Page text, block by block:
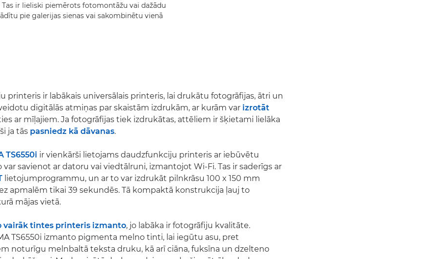
Tas ir lieliski piemērots fotomontāžu vai dažādu
pie galerijas sienas vai sakombinētu vienā
printeris ir labākais universālais printeris, lai drukātu fotogrāfijas, ātri un
digitālās atmiņas par skaistām izdrukām, ar kurām var izrotāt
ar mīļajiem. Ja fotogrāfijas tiek izdrukātas, attēliem ir šķietami lielāka
ja tās pasniedz kā dāvanas.
TS6550i ir vienkārši lietojams daudzfunkciju printeris ar iebūvētu
var savienot ar datoru vai viedtālruni, izmantojot Wi-Fi. Tas ir saderīgs ar
lietojumprogrammu, un ar to var izdrukāt pilnkrāsu 100 x 150 mm
apmalēm tikai 39 sekundēs. Tā kompaktā konstrukcija ļauj to
mājas vietā.
vairāk tintes printeris izmanto, jo labāka ir fotogrāfiju kvalitāte.
TS6550i izmanto pigmenta melno tinti, lai iegūtu asu, pret
noturīgu melnbaltā teksta druku, kā arī ciāna, fuksīna un dzelteno